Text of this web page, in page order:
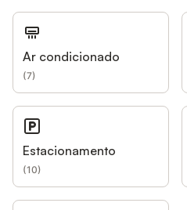
Ar condicionado
(7)
Estacionamento
(10)